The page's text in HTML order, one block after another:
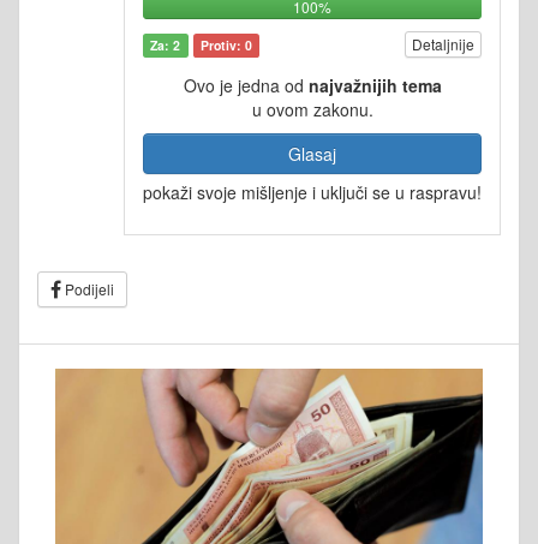
100%
Za: 2 Protiv: 0 Detaljnije
Ovo je jedna od najvažnijih tema
u ovom zakonu.
Glasaj
pokaži svoje mišljenje i uključi se u raspravu!
Podijeli